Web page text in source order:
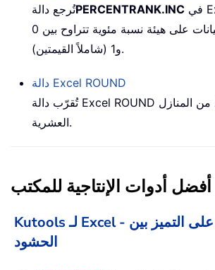
تُرجع دالةPERCENTRANK.INC
ضمن مجموعة البيانات على هيئة نسبة مئوية تتراوح بين 0
و1 (شاملاً القيمتين).
دالة Excel ROUND
تُقرّب دالة Excel ROUND رقمًا إلى عدد محدّد من المنازل
العشرية.
أفضل أدوات الإنتاجية للمكتب
Kutools لـ Excel - يساعدك على التميز بين
الحشود